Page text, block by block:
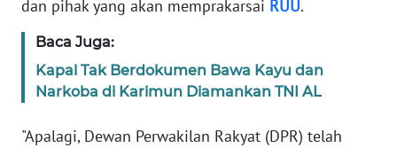
dan pihak yang akan memprakarsai RUU.
Baca Juga:
Kapal Tak Berdokumen Bawa Kayu dan
Narkoba di Karimun Diamankan TNI AL
"Apalagi, Dewan Perwakilan Rakyat (DPR) telah
KAMI
PEDOMAN